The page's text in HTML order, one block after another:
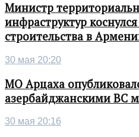
Министр
инфраструктур
строительства в
30 мая 20:20
МО Арцаха
азербайджанскими ВС
30 мая 20:16